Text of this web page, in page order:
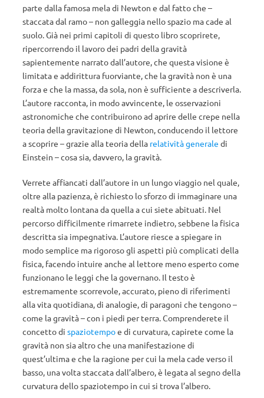
parte dalla famosa mela di Newton e dal fatto che –
staccata dal ramo – non galleggia nello spazio ma cade al
suolo. Già nei primi capitoli di questo libro scoprirete,
ripercorrendo il lavoro dei padri della gravità
sapientemente narrato dall’autore, che questa visione è
limitata e addirittura fuorviante, che la gravità non è una
forza e che la massa, da sola, non è sufficiente a descriverla.
L’autore racconta, in modo avvincente, le osservazioni
astronomiche che contribuirono ad aprire delle crepe nella
teoria della gravitazione di Newton, conducendo il lettore
a scoprire – grazie alla teoria della relatività generale di
Einstein – cosa sia, davvero, la gravità.
Verrete affiancati dall’autore in un lungo viaggio nel quale,
oltre alla pazienza, è richiesto lo sforzo di immaginare una
realtà molto lontana da quella a cui siete abituati. Nel
percorso difficilmente rimarrete indietro, sebbene la fisica
descritta sia impegnativa. L’autore riesce a spiegare in
modo semplice ma rigoroso gli aspetti più complicati della
fisica, facendo intuire anche al lettore meno esperto come
funzionano le leggi che la governano. Il testo è
estremamente scorrevole, accurato, pieno di riferimenti
alla vita quotidiana, di analogie, di paragoni che tengono –
come la gravità – con i piedi per terra. Comprenderete il
concetto di spaziotempoe di curvatura, capirete come la
gravità non sia altro che una manifestazione di
quest’ultima e che la ragione per cui la mela cade verso il
basso, una volta staccata dall’albero, è legata al segno della
curvatura dello spaziotempo in cui si trova l’albero.